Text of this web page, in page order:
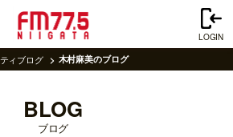
LOGIN
ィブログ 木村麻美のブログ
BLOG
ブログ